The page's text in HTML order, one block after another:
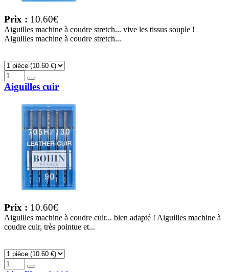
Prix : 10.60€
Aiguilles machine à coudre stretch... vive les tissus souple !
Aiguilles machine à coudre stretch...
Aiguilles cuir
Prix : 10.60€
Aiguilles machine à coudre cuir... bien adapté ! Aiguilles machine à
coudre cuir, très pointue et...